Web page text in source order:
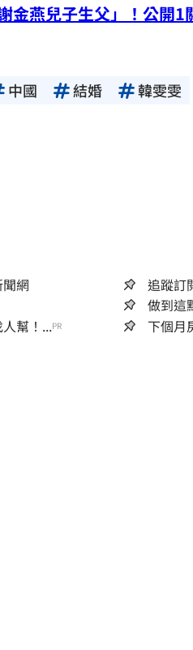
金燕兒子生父」！公開1
中國 結婚 韓雯雯
網
追蹤訂
做到這
幫！...PR 下個月